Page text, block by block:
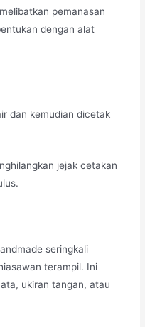
pemanasan
dengan alat
dan kemudian dicetak
jejak cetakan
seringkali
terampil. Ini
ukiran tangan, atau